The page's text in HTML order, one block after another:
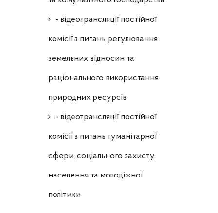
- відеотрансляції постійної
комісії з питань регулювання
земельних відносин та
раціонального використання
природних ресурсів
- відеотрансляції постійної
комісії з питань гуманітарної
сфери, соціального захисту
населення та молодіжної
політики